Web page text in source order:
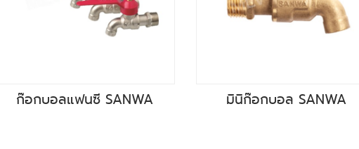
ก๊อกบอลแฟนซี SANWA มินิก๊อกบอล SANWA